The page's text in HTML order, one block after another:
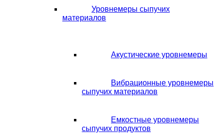
Уровнемеры сыпучих
материалов
Акустические уровнемеры
Вибрационные уровнемеры
сыпучих материалов
Емкостные уровнемеры
сыпучих продуктов